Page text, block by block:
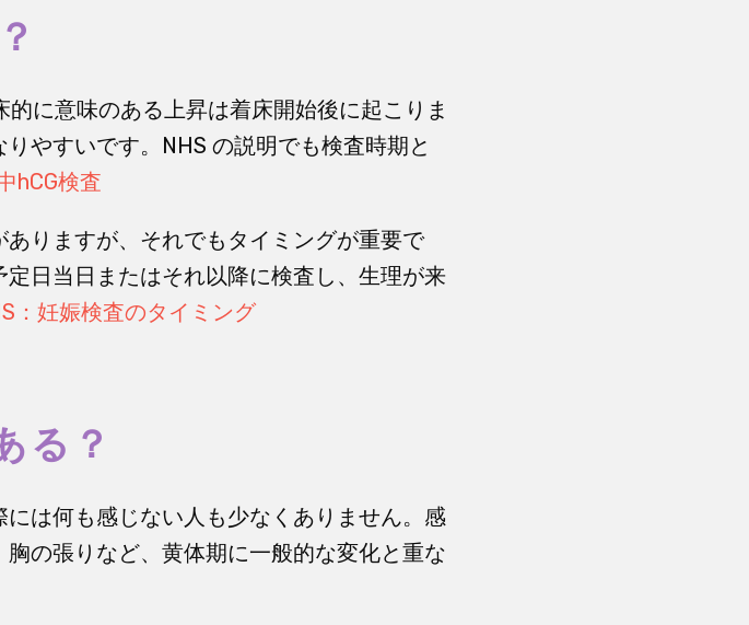
に意味のある上昇は着床開始後に起こりま
やすいです。NHS の説明でも検査時期と
hCG検査
りますが、それでもタイミングが重要で
日当日またはそれ以降に検査し、生理が来
：妊娠検査のタイミング
る？
は何も感じない人も少なくありません。感
の張りなど、黄体期に一般的な変化と重な